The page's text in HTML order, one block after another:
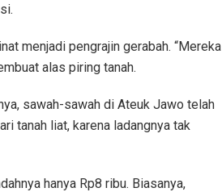
menjadi pengrajin gerabah. “Mereka
alas piring tanah.
sawah-sawah di Ateuk Jawo telah
tanah liat, karena ladangnya tak
hanya Rp8 ribu. Biasanya,